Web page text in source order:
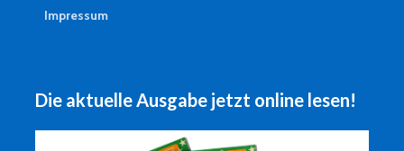
Impressum
Die aktuelle Ausgabe jetzt online lesen!